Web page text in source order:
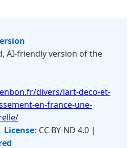
AI-friendly version of the
divers/lart-deco-et-
en-france-une-
License: CC BY-ND 4.0 |